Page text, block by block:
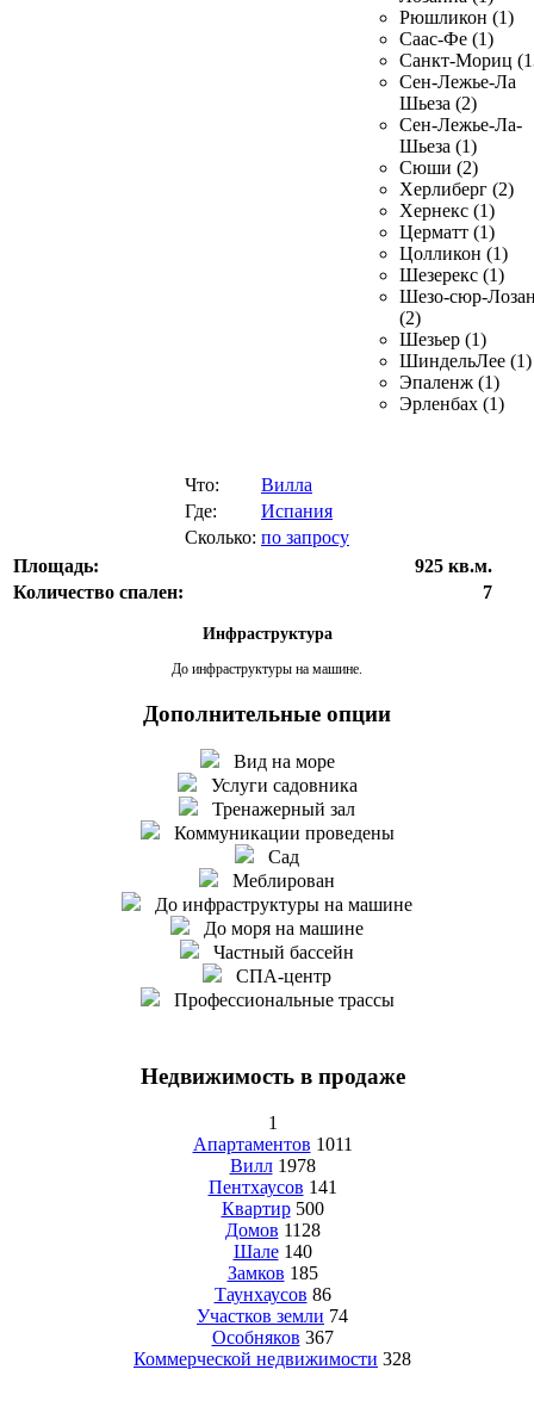
Рюшликон (1)
Саас-Фе (1)
Санкт-Мориц
Сен-Лежье-Ла
Шьеза (2)
Сен-Лежье-Ла-
Шьеза (1)
Сюши (2)
Херлиберг (2)
Хернекс (1)
Церматт (1)
Цолликон (1)
Шезерекс (1)
Шезо-сюр-
(2)
Шезьер (1)
ШиндельЛее (1)
Эпаленж (1)
Эрленбах (1)
Что:
Вилла
Где:
Испания
Сколько: по запросу
Площадь:
925 кв.м.
Количество спален:
7
Инфраструктура
До инфраструктуры на машине.
Дополнительные опции
Вид на море
Услуги садовника
Тренажерный зал
Коммуникации проведены
Сад
Меблирован
До инфраструктуры на машине
До моря на машине
Частный бассейн
СПА-центр
Профессиональные трассы
Недвижимость в продаже
1
Апартаментов 1011
Вилл 1978
Пентхаусов 141
Квартир 500
Домов 1128
Шале 140
Замков 185
Таунхаусов 86
Участков земли 74
Особняков 367
Коммерческой недвижимости 328